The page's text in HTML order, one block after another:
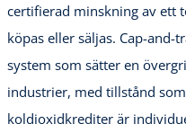
certifierad minskning av ett
köpas eller säljas. Cap-and-
system som sätter en
industrier, med tillstånd
koldioxidkrediter är